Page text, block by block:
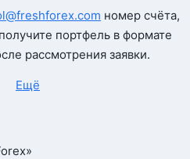
номер счёта,
портфель в формате
рассмотрения заявки.
Ещё